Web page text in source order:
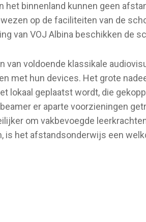
het binnenland kunnen geen
op de faciliteiten van de
van VOJ Albina beschikken de
van voldoende klassikale
met hun devices. Het grote
lokaal geplaatst wordt, die
er aparte voorzieningen
om vakbevoegde
is het afstandsonderwijs een